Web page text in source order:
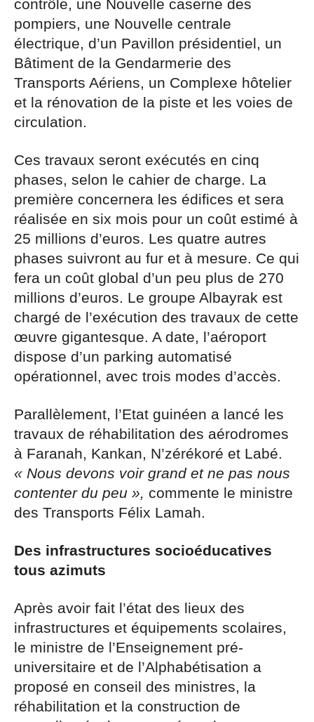
contrôle, une Nouvelle caserne des
pompiers, une Nouvelle centrale
électrique, d’un Pavillon présidentiel, un
Bâtiment de la Gendarmerie des
Transports Aériens, un Complexe hôtelier
et la rénovation de la piste et les voies de
circulation.
Ces travaux seront exécutés en cinq
phases, selon le cahier de charge. La
première concernera les édifices et sera
réalisée en six mois pour un coût estimé à
25 millions d’euros. Les quatre autres
phases suivront au fur et à mesure. Ce qui
fera un coût global d’un peu plus de 270
millions d’euros. Le groupe Albayrak est
chargé de l’exécution des travaux de cette
œuvre gigantesque. A date, l’aéroport
dispose d’un parking automatisé
opérationnel, avec trois modes d’accès.
Parallèlement, l’Etat guinéen a lancé les
travaux de réhabilitation des aérodromes
à Faranah, Kankan, N’zérékoré et Labé.
« Nous devons voir grand et ne pas nous
contenter du peu », commente le ministre
des Transports Félix Lamah.
Des infrastructures socioéducatives
tous azimuts
Après avoir fait l’état des lieux des
infrastructures et équipements scolaires,
le ministre de l’Enseignement pré-
universitaire et de l’Alphabétisation a
proposé en conseil des ministres, la
réhabilitation et la construction de